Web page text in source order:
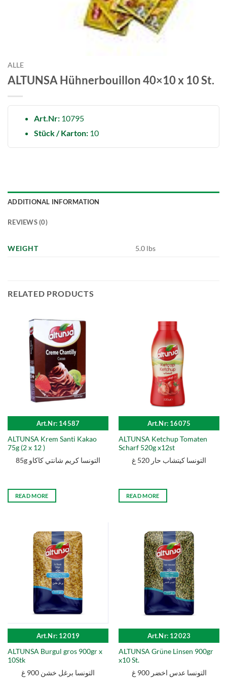
ALLE
ALTUNSA Hühnerbouillon 40×10 x 10 St.
Art.Nr:10795
Stück / Karton:10
ADDITIONAL INFORMATION
REVIEWS (0)
WEIGHT 5.0 lbs
RELATED PRODUCTS
Art.Nr: 14587
ALTUNSA Krem Santi Kakao
75g (2 x 12 )
85g التونسا كریم شانتي كاكاو
READ MORE
Art.Nr: 16075
ALTUNSA Ketchup Tomaten
Scharf 520g x12st
التونسا كيتشاب حار 520 غ
READ MORE
Art.Nr: 12019
ALTUNSA Burgul gros 900gr x
10Stk
التونسا برغل خشن 900 غ
Art.Nr: 12023
ALTUNSA Grüne Linsen 900gr
x10 St.
التونسا عدس اخضر 900 غ